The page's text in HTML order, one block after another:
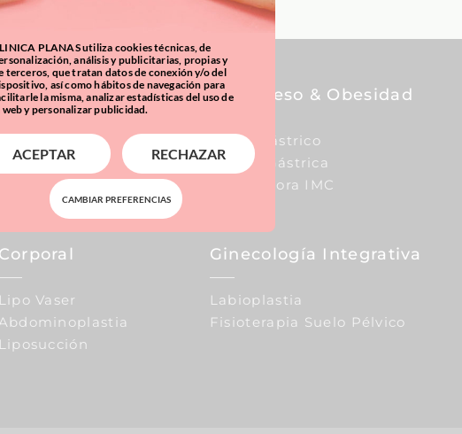
Aumento De Pecho
Reducción De Pecho
Elevación De Pecho
Corporal
Lipo Vaser
Liposucción
Sobrepeso & Obesidad
Balón Gástrico
Manga Gástrica
Calculadora IMC
Ginecología Integrativa
Labioplastia
Fisioterapia Suelo Pélvico
PLANAS utiliza cookies técnicas, de
análisis y publicitarias, propias y
terceros, que tratan datos de conexión y/o del
así como hábitos de navegación para
la misma, analizar estadísticas del uso de
web y personalizar publicidad.
ACEPTAR RECHAZAR
CAMBIAR PREFERENCIAS